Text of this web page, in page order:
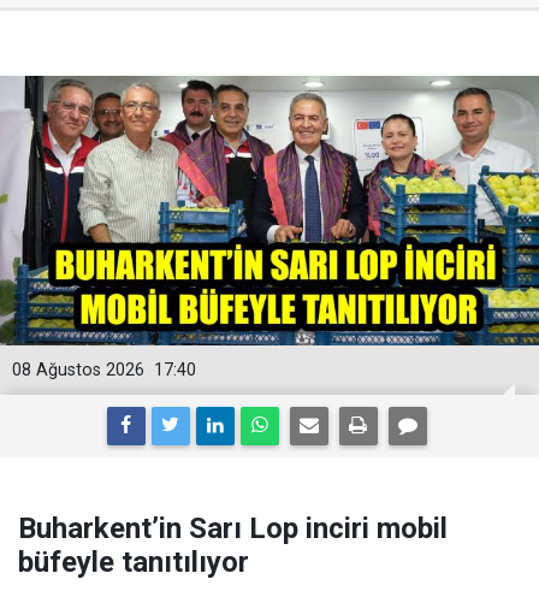
17:40
08 Ağustos 2026
Buharkent’in Sarı Lop inciri mobil
büfeyle tanıtılıyor